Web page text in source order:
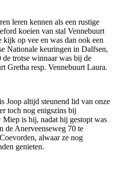
leren kennen als een rustige
koeien van stal Vennebuurt
kijk op vee en was dan ook een
Nationale keuringen in Dalfsen,
trotse winnaar was bij de
Gretha resp. Vennebuurt Laura.
Joop altijd steunend lid van onze
toch nog enigszins bij
is hij, nadat hij gestopt was
de Anerveenseweg 70 te
alwaar ze nog
genieten.